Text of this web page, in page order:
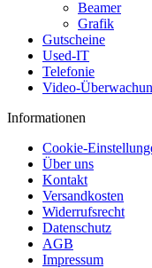
Beamer
Grafik
Gutscheine
Used-IT
Telefonie
Video-
Informationen
Cookie-
Über uns
Kontakt
Versandkosten
Widerrufsrecht
Datenschutz
AGB
Impressum